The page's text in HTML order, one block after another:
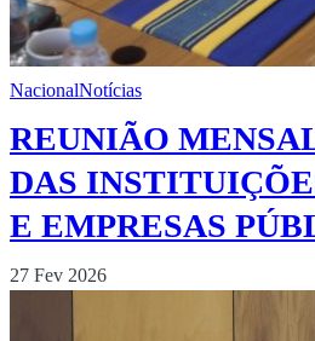
NacionalNotícias
REUNIÃO
DAS
E EMPRESAS
27 Fev 2026